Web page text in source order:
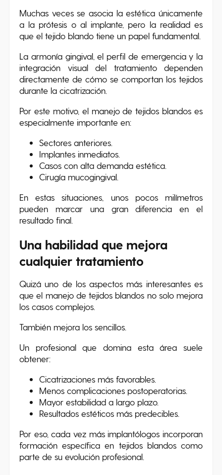
Muchas veces se asocia la estética únicamente
a la prótesis o al implante, pero la realidad es
que el tejido blando tiene un papel fundamental.
La armonía gingival, el perfil de emergencia y la
integración visual del tratamiento dependen
directamente de cómo se comportan los tejidos
durante la cicatrización.
Por este motivo, el manejo de tejidos blandos es
especialmente importante en:
Sectores anteriores.
Implantes inmediatos.
Casos con alta demanda estética.
Cirugía mucogingival.
En estas situaciones, unos pocos milímetros
pueden marcar una gran diferencia en el
resultado final.
Una habilidad que mejora
cualquier tratamiento
Quizá uno de los aspectos más interesantes es
que el manejo de tejidos blandos no solo mejora
los casos complejos.
También mejora los sencillos.
Un profesional que domina esta área suele
obtener:
Cicatrizaciones más favorables.
Menos complicaciones postoperatorias.
Mayor estabilidad a largo plazo.
Resultados estéticos más predecibles.
Por eso, cada vez más implantólogos incorporan
formación específica en tejidos blandos como
parte de su evolución profesional.